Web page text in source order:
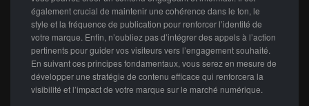
également crucial de maintenir une cohérence dans le ton, le
style et la fréquence de publication pour renforcer l’identité de
votre marque. Enfin, n’oubliez pas d’intégrer des appels à l’action
pertinents pour guider vos visiteurs vers l’engagement souhaité.
En suivant ces principes fondamentaux, vous serez en mesure de
développer une stratégie de contenu efficace qui renforcera la
visibilité et l’impact de votre marque sur le marché numérique.